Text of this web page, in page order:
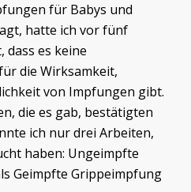
für Babys und
hatte ich vor fünf
dass es keine
die Wirksamkeit,
von Impfungen gibt.
die es gab, bestätigten
ich nur drei Arbeiten,
haben: Ungeimpfte
Geimpfte Grippeimpfung